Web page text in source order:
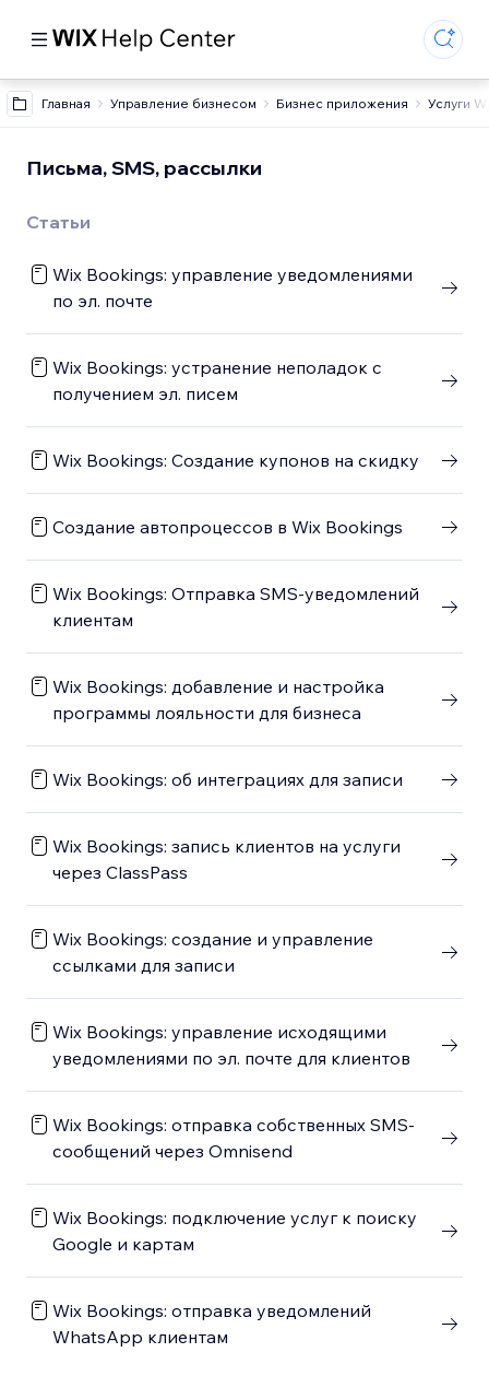
Главная Управление бизнесом Бизнес приложения Услуги
Письма, SMS, рассылки
Статьи
Wix Bookings: управление уведомлениями
по эл. почте
Wix Bookings: устранение неполадок с
получением эл. писем
Wix Bookings: Создание купонов на скидку
Создание автопроцессов в Wix Bookings
Wix Bookings: Отправка SMS-уведомлений
клиентам
Wix Bookings: добавление и настройка
программы лояльности для бизнеса
Wix Bookings: об интеграциях для записи
Wix Bookings: запись клиентов на услуги
через ClassPass
Wix Bookings: создание и управление
ссылками для записи
Wix Bookings: управление исходящими
уведомлениями по эл. почте для клиентов
Wix Bookings: отправка собственных SMS-
сообщений через Omnisend
Wix Bookings: подключение услуг к поиску
Google и картам
Wix Bookings: отправка уведомлений
WhatsApp клиентам